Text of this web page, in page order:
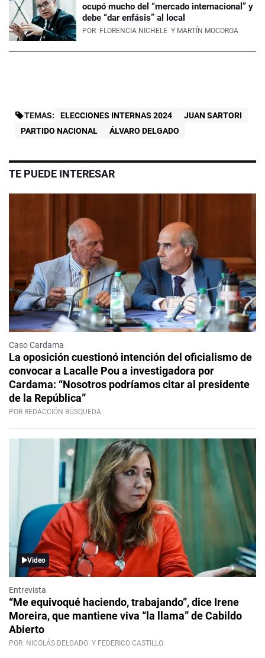
ocupó mucho del “mercado internacional” y
debe “dar enfásis” al local
POR FLORENCIA NICHELE Y MARTÍN MOCOROA
TEMAS: ELECCIONES INTERNAS 2024
JUAN SARTORI
PARTIDO NACIONAL
ÁLVARO DELGADO
TE PUEDE INTERESAR
Caso Cardama
La oposición cuestionó intención del oficialismo de
convocar a Lacalle Pou a investigadora por
Cardama: “Nosotros podríamos citar al presidente
de la República”
POR REDACCIÓN BÚSQUEDA
Video
Entrevista
“Me equivoqué haciendo, trabajando”, dice Irene
Moreira, que mantiene viva “la llama” de Cabildo
Abierto
POR NICOLÁS DELGADO Y FEDERICO CASTILLO